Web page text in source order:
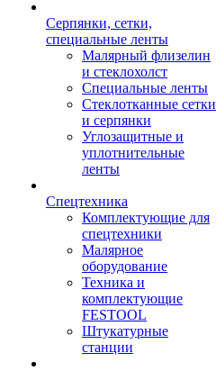
Серпянки, сетки,
специальные ленты
Малярный флизелин
и стеклохолст
Специальные ленты
Стеклотканные сетки
и серпянки
Углозащитные и
уплотнительные
ленты
Спецтехника
Комплектующие для
спецтехники
Малярное
оборудование
Техника и
комплектующие
FESTOOL
Штукатурные
станции